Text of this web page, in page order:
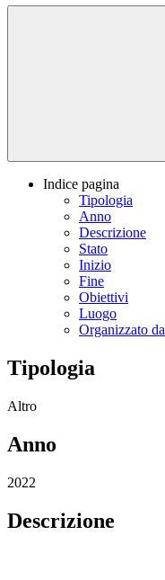
Indice pagina
Tipologia
Anno
Descrizione
Stato
Inizio
Fine
Obiettivi
Luogo
Organizzato da
Tipologia
Altro
Anno
2022
Descrizione